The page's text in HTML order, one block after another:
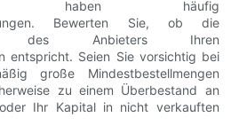
haben häufig
Bewerten Sie, ob die
des Anbieters Ihren
entspricht. Seien Sie vorsichtig bei
große Mindestbestellmengen
zu einem Überbestand an
Ihr Kapital in nicht verkauften